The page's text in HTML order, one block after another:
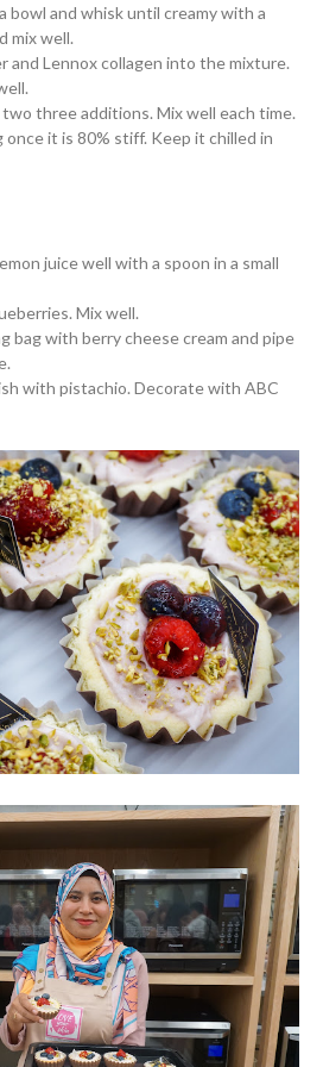
bowl and whisk until creamy with a
mix well.
and Lennox collagen into the mixture.
three additions. Mix well each time.
once it is 80% stiff. Keep it chilled in
juice well with a spoon in a small
Mix well.
bag with berry cheese cream and pipe
with pistachio. Decorate with ABC